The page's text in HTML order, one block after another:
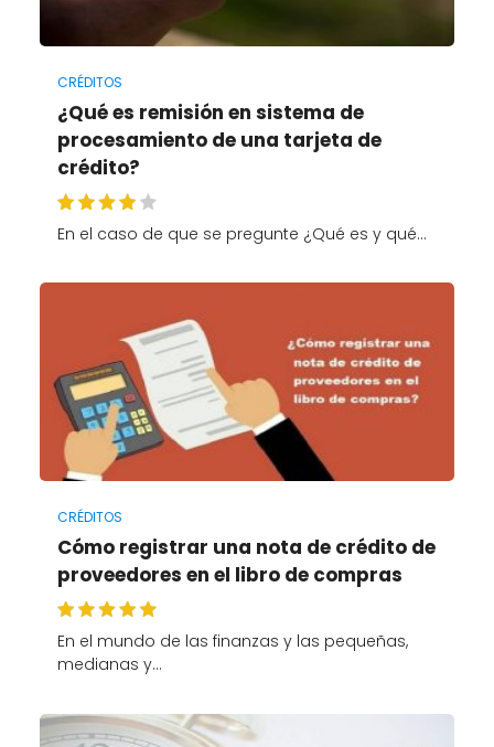
CRÉDITOS
¿Qué es remisión en sistema de
procesamiento de una tarjeta de
crédito?
En el caso de que se pregunte ¿Qué es y qué…
CRÉDITOS
Cómo registrar una nota de crédito de
proveedores en el libro de compras
En el mundo de las finanzas y las pequeñas,
medianas y…